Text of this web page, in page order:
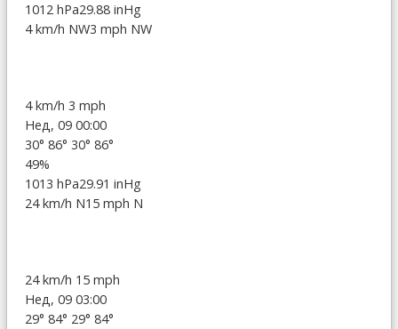
1012 hPa29.88 inHg
4 km/h NW3 mph NW
4 km/h 3 mph
Нед, 09 00:00
30° 86° 30° 86°
49%
1013 hPa29.91 inHg
24 km/h N15 mph N
24 km/h 15 mph
Нед, 09 03:00
29° 84° 29° 84°